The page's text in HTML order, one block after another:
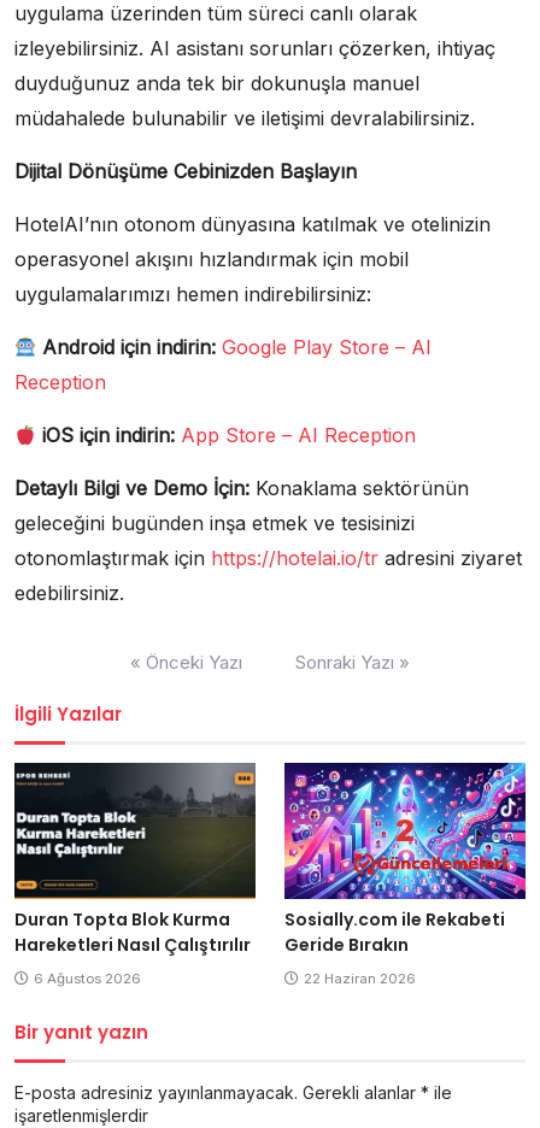
uygulama üzerinden tüm süreci canlı olarak
izleyebilirsiniz. AI asistanı sorunları çözerken, ihtiyaç
duyduğunuz anda tek bir dokunuşla manuel
müdahalede bulunabilir ve iletişimi devralabilirsiniz.
Dijital Dönüşüme Cebinizden Başlayın
HotelAI’nın otonom dünyasına katılmak ve otelinizin
operasyonel akışını hızlandırmak için mobil
uygulamalarımızı hemen indirebilirsiniz:
Android için indirin: Google Play Store – AI
Reception
iOS için indirin: App Store – AI Reception
Detaylı Bilgi ve Demo İçin: Konaklama sektörünün
geleceğini bugünden inşa etmek ve tesisinizi
otonomlaştırmak için https://hotelai.io/tr adresini ziyaret
edebilirsiniz.
« Önceki Yazı Sonraki Yazı »
İlgili Yazılar
Duran Topta Blok Kurma
Hareketleri Nasıl Çalıştırılır
6 Ağustos 2026
Sosially.com ile Rekabeti
Geride Bırakın
22 Haziran 2026
Bir yanıt yazın
E-posta adresiniz yayınlanmayacak. Gerekli alanlar * ile
işaretlenmişlerdir